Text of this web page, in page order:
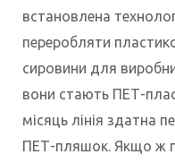
встановлена
переробляти
сировини для
вони стають ПЕТ-
місяць лінія здатна
ПЕТ-пляшок. Якщо ж